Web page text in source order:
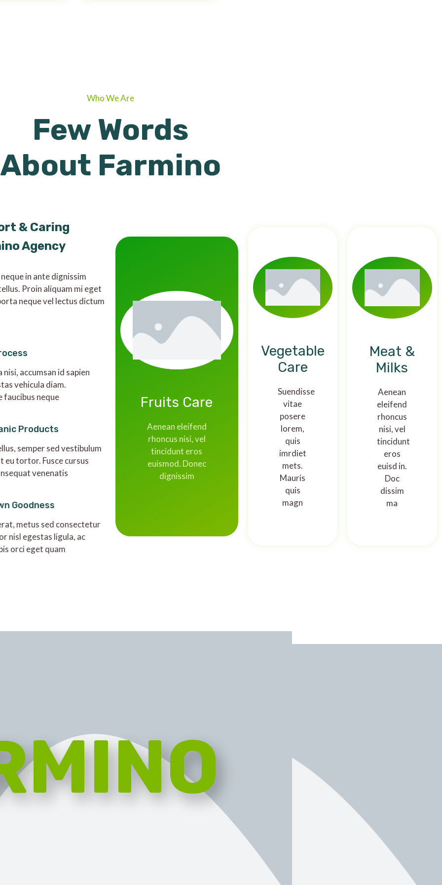
Who We Are
Few Words
About Farmino
& Caring
Agency
in ante dignissim
Proin aliquam mi eget
neque vel lectus dictum
nisi, accumsan id sapien
vehicula diam.
faucibus neque
Products
semper sed vestibulum
eu tortor. Fusce cursus
venenatis
Goodness
metus sed consectetur
nisl egestas ligula, ac
orci eget quam
Fruits Care
Aenean eleifend
rhoncus nisi, vel
tincidunt eros
euismod. Donec
dignissim
Vegetable
Care
Suendisse
vitae
posere
lorem,
quis
imrdiet
mets.
Mauris
quis
magn
Meat &
Milks
Aenean
eleifend
rhoncus
nisi, vel
tincidunt
eros
euisd in.
Doc
dissim
ma